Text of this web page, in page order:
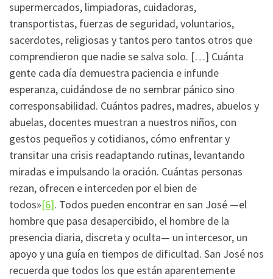
supermercados, limpiadoras, cuidadoras,
transportistas, fuerzas de seguridad, voluntarios,
sacerdotes, religiosas y tantos pero tantos otros que
comprendieron que nadie se salva solo. […] Cuánta
gente cada día demuestra paciencia e infunde
esperanza, cuidándose de no sembrar pánico sino
corresponsabilidad. Cuántos padres, madres, abuelos y
abuelas, docentes muestran a nuestros niños, con
gestos pequeños y cotidianos, cómo enfrentar y
transitar una crisis readaptando rutinas, levantando
miradas e impulsando la oración. Cuántas personas
rezan, ofrecen e interceden por el bien de
todos»[6]. Todos pueden encontrar en san José —el
hombre que pasa desapercibido, el hombre de la
presencia diaria, discreta y oculta— un intercesor, un
apoyo y una guía en tiempos de dificultad. San José nos
recuerda que todos los que están aparentemente